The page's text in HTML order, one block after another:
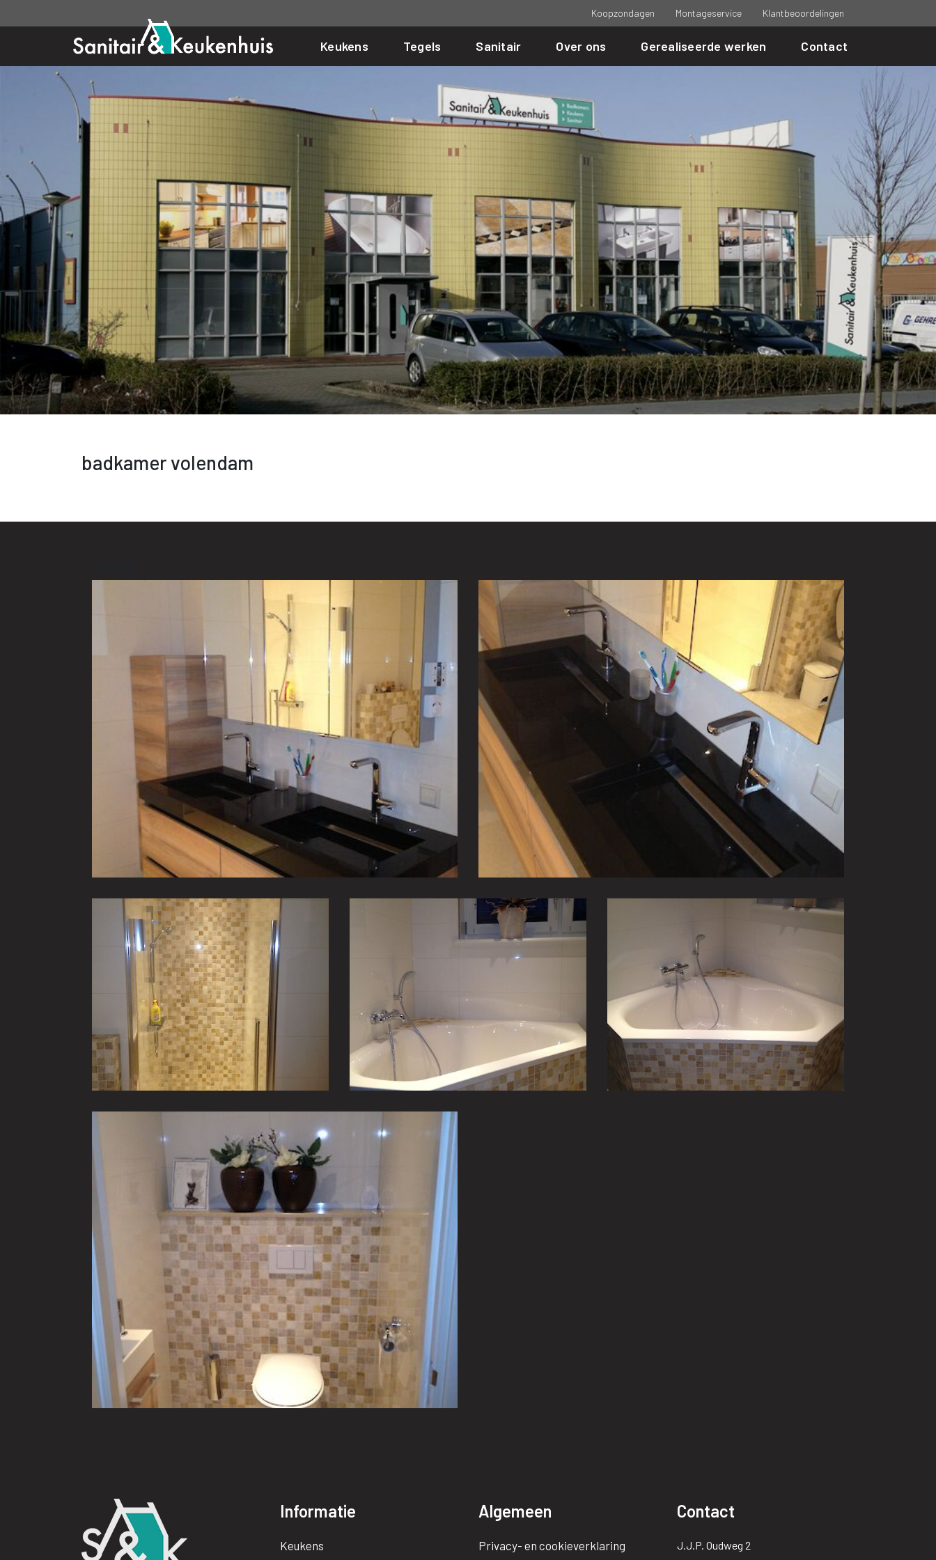
Koopzondagen Montageservice Klantbeoordelingen
Keukens Tegels Sanitair Over ons Gerealiseerde werken Contact
badkamer volendam
Informatie
Keukens
Algemeen
Privacy- en cookieverklaring
Contact
J.J.P. Oudweg 2